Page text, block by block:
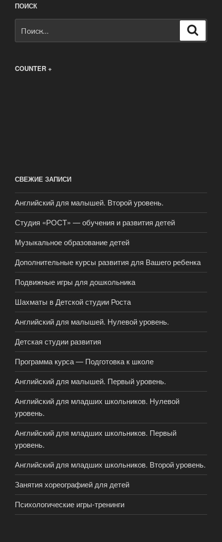
ПОИСК
COUNTER +
СВЕЖИЕ ЗАПИСИ
Английский для малышей. Второй уровень.
Студия «РОСТ» — обучения и развития детей
Музыкальное образование детей
Дополнительные курсы развития для Вашего ребенка
Подвижные игры для дошкольника
Шахматы в Детской студии Роста
Английский для малышей. Нулевой уровень.
Детская студии развития
Программа курса — Подготовка к школе
Английский для малышей. Первый уровень.
Английский для младших школьников. Нулевой
уровень.
Английский для младших школьников. Первый
уровень.
Английский для младших школьников. Второй уровень.
Занятия хореографией для детей
Психологические игры-тренинги